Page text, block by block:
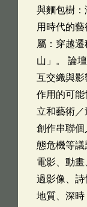
與麵包樹
用時代的
屬：穿越
山」。 論
互交織與
作用的可
立和藝術
創作串聯
態危機等
電影、動
過影像、
地質、深